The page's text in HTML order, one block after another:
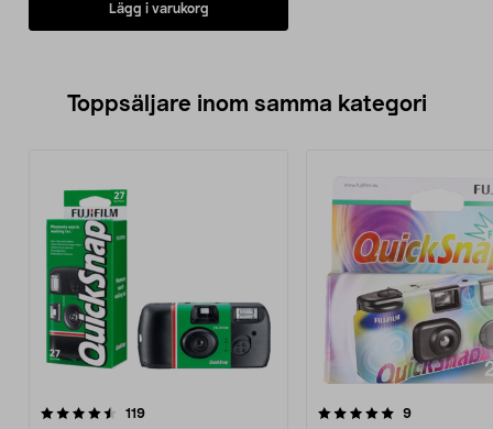
Lägg i varukorg
Toppsäljare inom samma kategori
119recensioner
5.0 av 5 stjärnor 9recensioner
4.0 av 5 stjärnor